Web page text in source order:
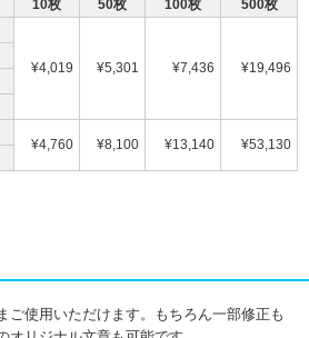
10枚 50枚 100枚
500枚
¥4,019 ¥5,301 ¥7,436 ¥19,496
¥4,760 ¥8,100 ¥13,140
¥53,130
ご使用いただけます。もちろん一部修正も